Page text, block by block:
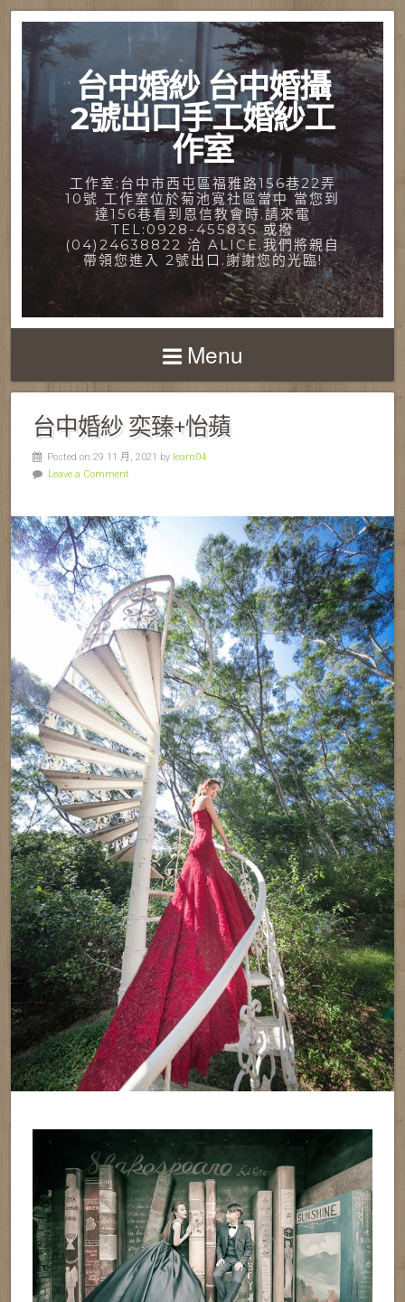
台中婚紗 台中婚攝
2號出口手工婚紗工
作室
工作室:台中市西屯區福雅路156巷22弄
10號 工作室位於菊池寬社區當中 當您到
達156巷看到恩信教會時.請來電
TEL:0928-455835 或撥
(04)24638822 洽 ALICE.我們將親自
帶領您進入 2號出口.謝謝您的光臨!
Menu
台中婚紗 奕臻+怡蘋
Posted on 29 11 月, 2021 by learn04
Leave a Comment